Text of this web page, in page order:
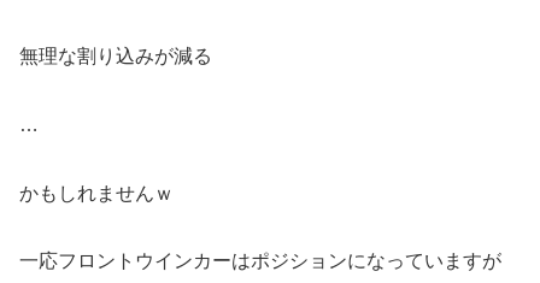
無理な割り込みが減る
…
かもしれませんｗ
一応フロントウインカーはポジションになっていますが